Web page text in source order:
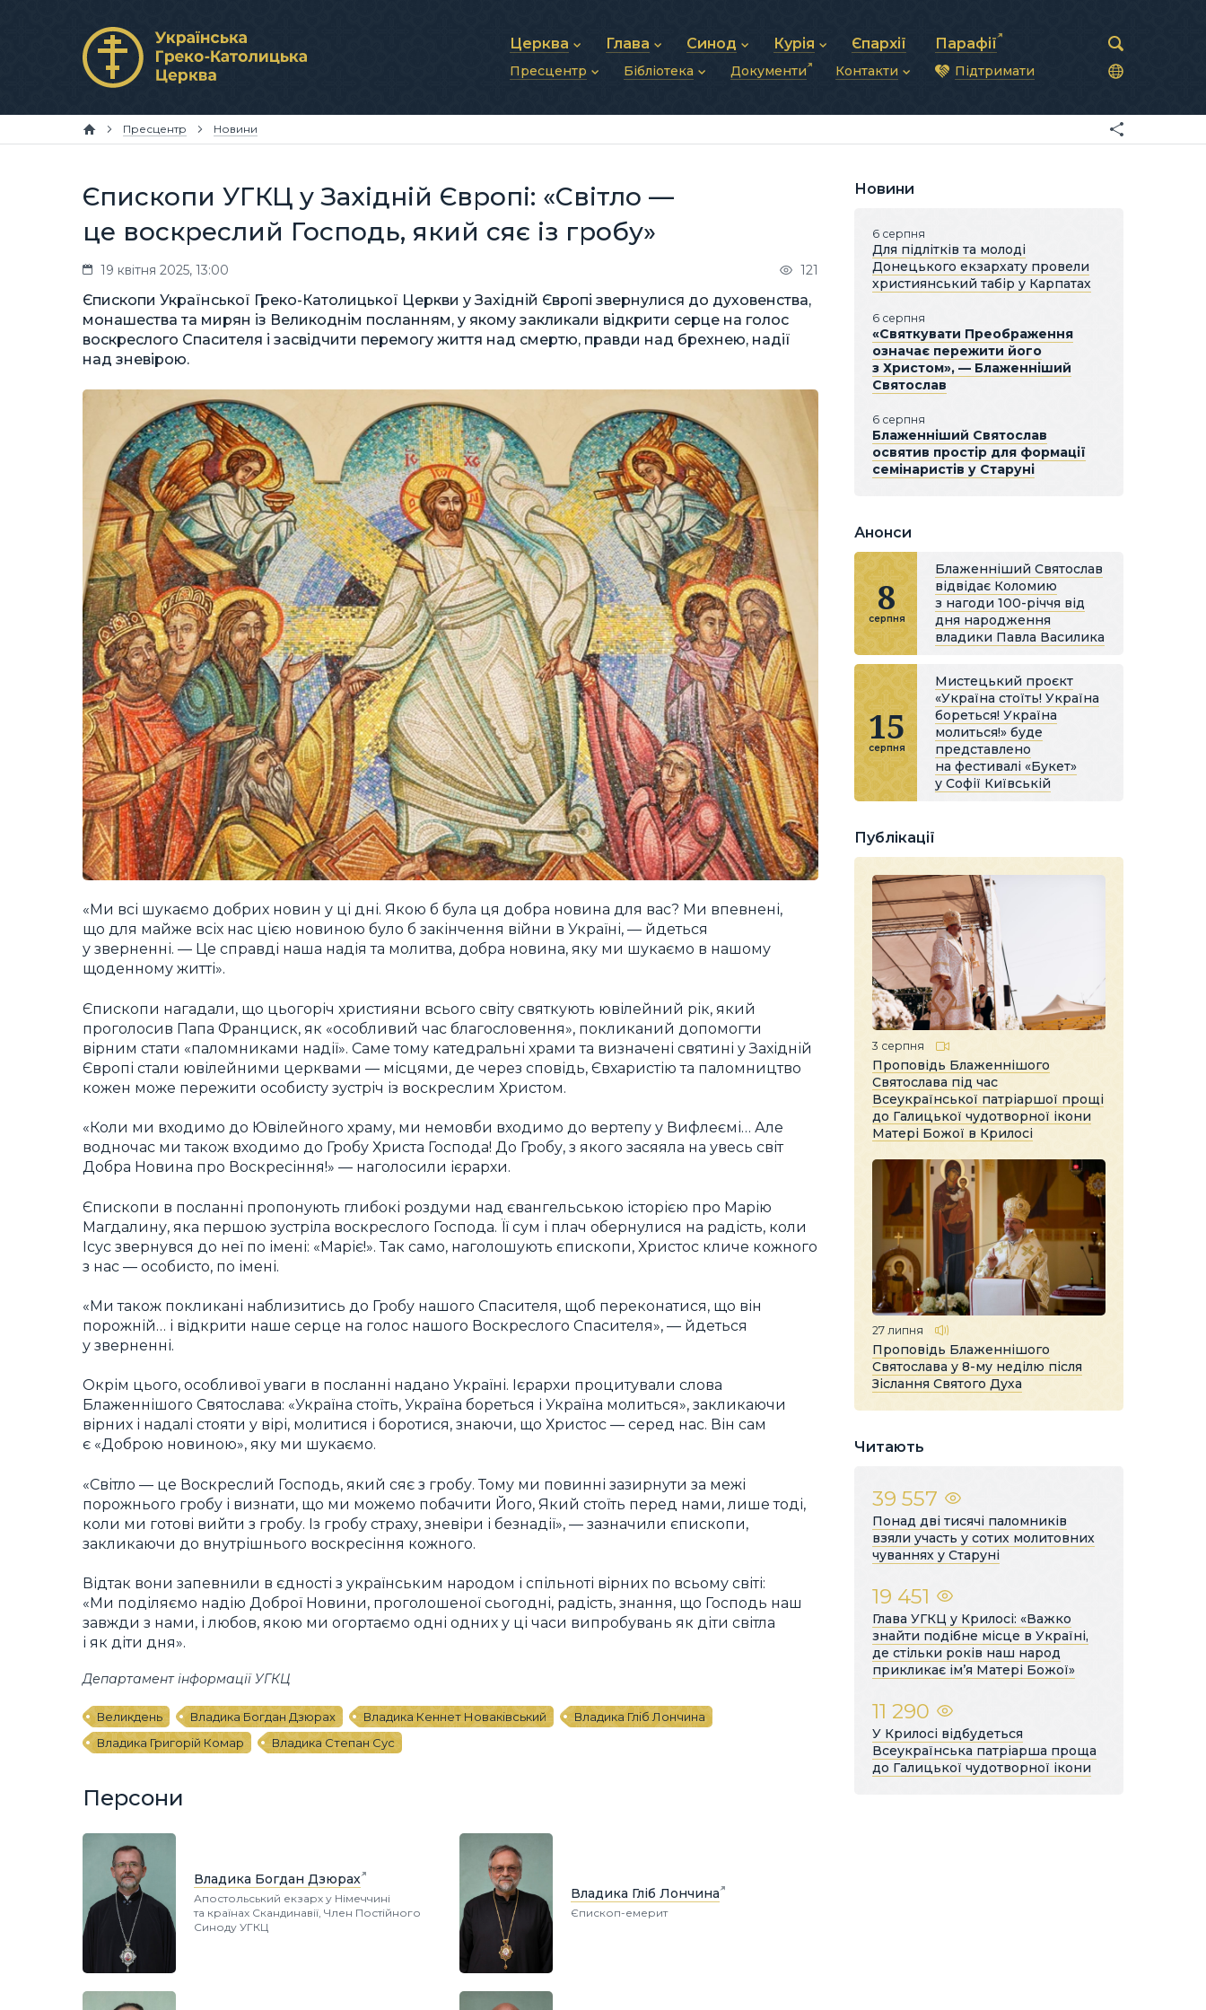
Церква
Про УГКЦ
Структура УГКЦ
Глава
Блаженніший Святослав
Фотографії
Синод
Синод Єпископів
Митрополичі Синоди
Курія
Душпастирська рада
Зв’язки та комунікації
Єпархії Парафії
Пресцентр
Публікації
Фото та відео
Архів новин (2013–2022)
Бібліотека
Молитви
Документи Контакти
Синоди Єпископів
Патріарша курія
Підтримати
Пресцентр Новини
Єпископи УГКЦ у Західній Європі: «Світло —
це воскреслий Господь, який сяє із гробу»
19 квітня 2025, 13:00 121
Єпископи Української Греко-Католицької Церкви у Західній Європі звернулися до духовенства,
монашества та мирян із Великоднім посланням, у якому закликали відкрити серце на голос
воскреслого Спасителя і засвідчити перемогу життя над смертю, правди над брехнею, надії
над зневірою.
«Ми всі шукаємо добрих новин у ці дні. Якою б була ця добра новина для вас? Ми впевнені,
що для майже всіх нас цією новиною було б закінчення війни в Україні, — йдеться
у зверненні. — Це справді наша надія та молитва, добра новина, яку ми шукаємо в нашому
щоденному житті».
Єпископи нагадали, що цьогоріч християни всього світу святкують ювілейний рік, який
проголосив Папа Франциск, як «особливий час благословення», покликаний допомогти
вірним стати «паломниками надії». Саме тому катедральні храми та визначені святині у Західній
Європі стали ювілейними церквами — місцями, де через сповідь, Євхаристію та паломництво
кожен може пережити особисту зустріч із воскреслим Христом.
«Коли ми входимо до Ювілейного храму, ми немовби входимо до вертепу у Вифлеємі… Але
водночас ми також входимо до Гробу Христа Господа! До Гробу, з якого засяяла на увесь світ
Добра Новина про Воскресіння!» — наголосили ієрархи.
Єпископи в посланні пропонують глибокі роздуми над євангельською історією про Марію
Магдалину, яка першою зустріла воскреслого Господа. Її сум і плач обернулися на радість, коли
Ісус звернувся до неї по імені: «Маріє!». Так само, наголошують єпископи, Христос кличе кожного
з нас — особисто, по імені.
«Ми також покликані наблизитись до Гробу нашого Спасителя, щоб переконатися, що він
порожній… і відкрити наше серце на голос нашого Воскреслого Спасителя», — йдеться
у зверненні.
Окрім цього, особливої уваги в посланні надано Україні. Ієрархи процитували слова
Блаженнішого Святослава: «Україна стоїть, Україна бореться і Україна молиться», закликаючи
вірних і надалі стояти у вірі, молитися і боротися, знаючи, що Христос — серед нас. Він сам
є «Доброю новиною», яку ми шукаємо.
«Світло — це Воскреслий Господь, який сяє з гробу. Тому ми повинні зазирнути за межі
порожнього гробу і визнати, що ми можемо побачити Його, Який стоїть перед нами, лише тоді,
коли ми готові вийти з гробу. Із гробу страху, зневіри і безнадії», — зазначили єпископи,
закликаючи до внутрішнього воскресіння кожного.
Відтак вони запевнили в єдності з українським народом і спільноті вірних по всьому світі:
«Ми поділяємо надію Доброї Новини, проголошеної сьогодні, радість, знання, що Господь наш
завжди з нами, і любов, якою ми огортаємо одні одних у ці часи випробувань як діти світла
і як діти дня».
Департамент інформації УГКЦ
Великдень Владика Богдан Дзюрах Владика Кеннет Новаківський
Владика Гліб Лончина
Владика Григорій Комар
Владика Степан Сус
Персони
Владика Богдан Дзюрах
Апостольський екзарх у Німеччині
та країнах Скандинавії, Член Постійного
Синоду УГКЦ
Владика Гліб Лончина
Єпископ-емерит
Новини
6 серпня
Для підлітків та молоді
Донецького екзархату провели
християнський табір у Карпатах
6 серпня
«Святкувати Преображення
означає пережити його
з Христом», — Блаженніший
Святослав
6 серпня
Блаженніший Святослав
освятив простір для формації
семінаристів у Старуні
Анонси
8
серпня
Блаженніший Святослав
відвідає Коломию
з нагоди 100-річчя від
дня народження
владики Павла Василика
15
серпня
Мистецький проєкт
«Україна стоїть! Україна
бореться! Україна
молиться!» буде
представлено
на фестивалі «Букет»
у Софії Київській
Публікації
3 серпня
Проповідь Блаженнішого
Святослава під час
Всеукраїнської патріаршої прощі
до Галицької чудотворної ікони
Матері Божої в Крилосі
27 липня
Проповідь Блаженнішого
Святослава у 8-му неділю після
Зіслання Святого Духа
Читають
39 557
Понад дві тисячі паломників
взяли участь у сотих молитовних
чуваннях у Старуні
19 451
Глава УГКЦ у Крилосі: «Важко
знайти подібне місце в Україні,
де стільки років наш народ
прикликає ім’я Матері Божої»
11 290
У Крилосі відбудеться
Всеукраїнська патріарша проща
до Галицької чудотворної ікони